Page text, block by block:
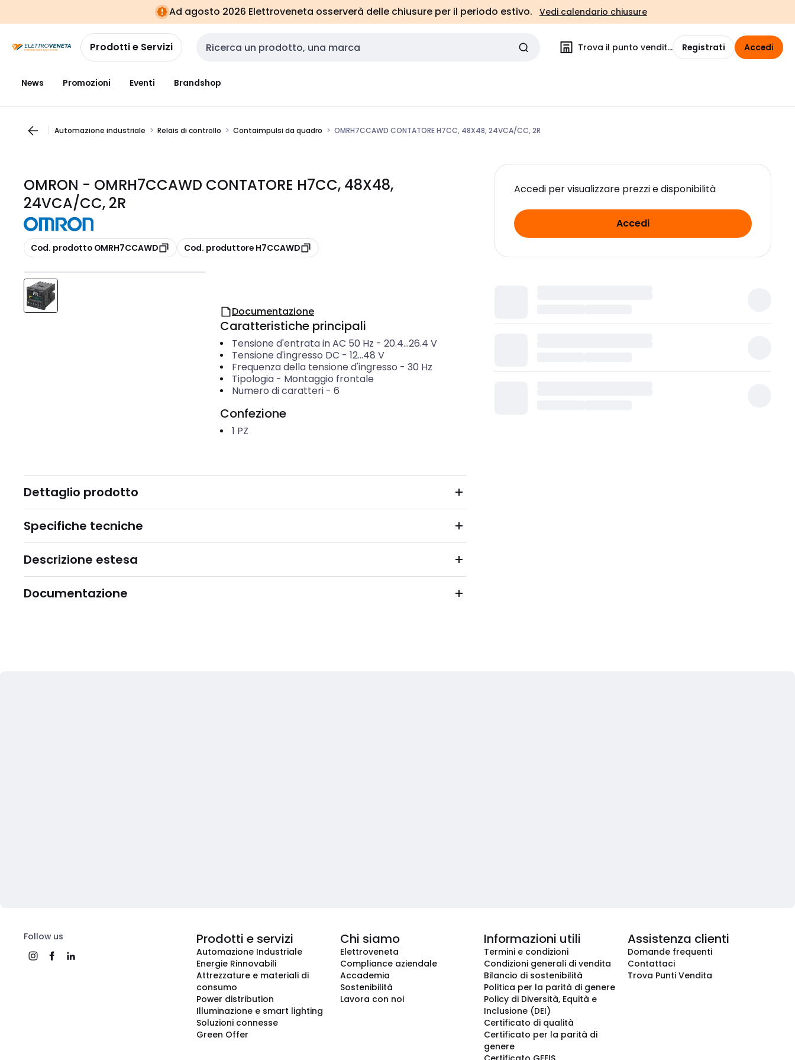
navigazionealla
pagina
Ad agosto 2026 Elettroveneta osserverà delle chiusure per il periodo estivo. Vedi calendario chiusure
Prodotti e Servizi Cerca input Trova il punto vendita Registrati Accedi
News Promozioni Eventi Brandshop
Automazione industriale Relais di controllo Contaimpulsi da quadro OMRH7CCAWD CONTATORE H7CC, 48X48, 24VCA/CC, 2R
OMRON - OMRH7CCAWD CONTATORE H7CC, 48X48,
24VCA/CC, 2R
copia
Cod. prodotto OMRH7CCAWD copia
Cod. produttore H7CCAWD
Accedi per visualizzare prezzi e disponibilità
Accedi
Documentazione
Caratteristiche principali
Tensione d'entrata in AC 50 Hz - 20.4...26.4 V
Tensione d'ingresso DC - 12...48 V
Frequenza della tensione d'ingresso - 30 Hz
Tipologia- Montaggio frontale
Numero di caratteri- 6
Confezione
1 PZ
Dettaglio prodotto
Specifiche tecniche
Descrizione estesa
Documentazione
Follow us Prodotti e servizi
Automazione Industriale
Energie Rinnovabili
Attrezzature e materiali di
consumo
Power distribution
Illuminazione e smart lighting
Soluzioni connesse
Green Offer
Chi siamo
Elettroveneta
Compliance aziendale
Accademia
Sostenibilità
Lavora con noi
Informazioni utili
Termini e condizioni
Condizioni generali di vendita
Bilancio di sostenibilità
Politica per la parità di genere
Policy di Diversità, Equità e
Inclusione (DEI)
Certificato di qualità
Certificato per la parità di
genere
Assistenza clienti
Domande frequenti
Contattaci
Trova Punti Vendita